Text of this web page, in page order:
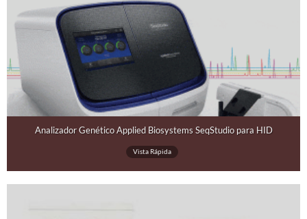
Analizador Genético Applied Biosystems SeqStudio para HID
Vista Rápida